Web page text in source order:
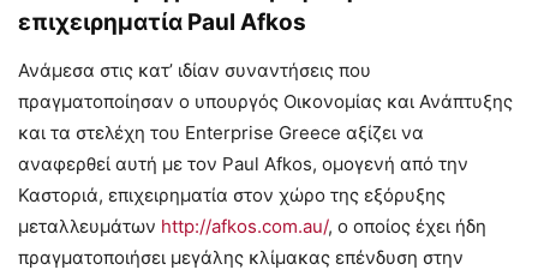
επιχειρηματία Paul Afkos
Ανάμεσα στις κατ’ ιδίαν συναντήσεις που
πραγματοποίησαν ο υπουργός Οικονομίας και Ανάπτυξης
και τα στελέχη του Enterprise Greece αξίζει να
αναφερθεί αυτή με τον Paul Afkos, ομογενή από την
Καστοριά, επιχειρηματία στον χώρο της εξόρυξης
μεταλλευμάτων http://afkos.com.au/, ο οποίος έχει ήδη
πραγματοποιήσει μεγάλης κλίμακας επένδυση στην